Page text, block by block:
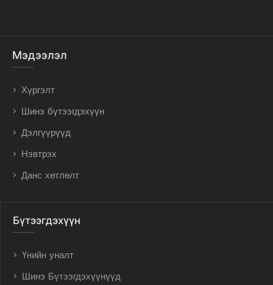
Мэдээлэл
Хүргэлт
Шинэ бүтээгдэхүүн
Дэлгүүрүүд
Нэвтрэх
Данс хөтлөлт
Бүтээгдэхүүн
Үнийн уналт
Шинэ Бүтээгдэхүүнүүд